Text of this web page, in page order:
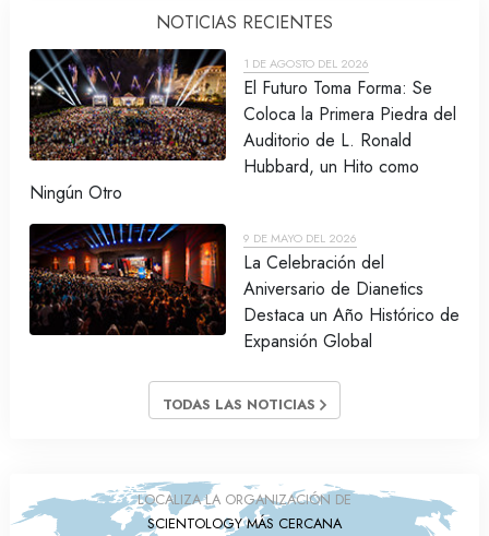
NOTICIAS RECIENTES
1 DE AGOSTO DEL 2026
El Futuro Toma Forma: Se
Coloca la Primera Piedra del
Auditorio de L. Ronald
Hubbard, un Hito como
Ningún Otro
9 DE MAYO DEL 2026
La Celebración del
Aniversario de Dianetics
Destaca un Año Histórico de
Expansión Global
TODAS LAS NOTICIAS
LOCALIZA LA ORGANIZACIÓN DE
SCIENTOLOGY MÁS CERCANA